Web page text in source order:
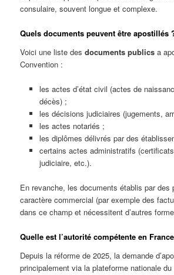
consulaire, souvent longue et complexe.
Quels documents peuvent être apostillés
Voici une liste desdocuments publics a
Convention :
les actes d’état civil (actes de
décès) ;
les décisions judiciaires (jugements,
les actes notariés ;
les diplômes délivrés par des
certains actes administratifs
judiciaire, etc.).
En revanche, les documents établis par des
caractère commercial (par exemple des
dans ce champ et nécessitent d’autres
Quelle est l’autorité compétente en
Depuis la réforme de 2025, la demande
principalement via la plateforme nationale du